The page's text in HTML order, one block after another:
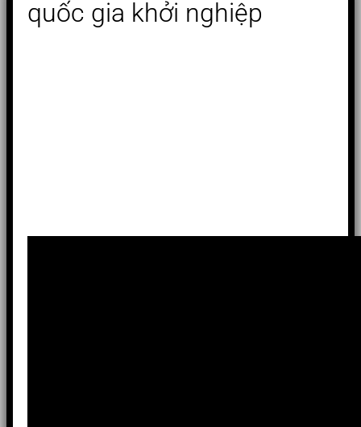
quốc gia khởi nghiệp